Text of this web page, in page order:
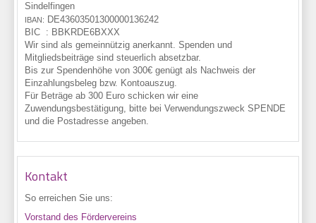
Sindelfingen
IBAN: DE43603501300000136242
BIC : BBKRDE6BXXX
Wir sind als gemeinnützig anerkannt. Spenden und
Mitgliedsbeiträge sind steuerlich absetzbar.
Bis zur Spendenhöhe von 300€ genügt als Nachweis der
Einzahlungsbeleg bzw. Kontoauszug.
Für Beträge ab 300 Euro schicken wir eine
Zuwendungsbestätigung, bitte bei Verwendungszweck SPENDE
und die Postadresse angeben.
Kontakt
So erreichen Sie uns:
Vorstand des Fördervereins